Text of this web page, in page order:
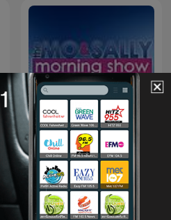
The Mo and Sally Morning
Show